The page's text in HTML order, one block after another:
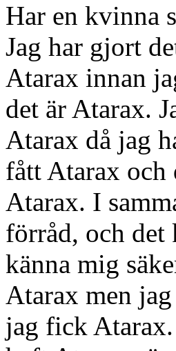
Har en kvinna
Jag har gjort
Atarax innan
det är Atarax.
Atarax då jag
fått Atarax och
Atarax. I
förråd, och det
känna mig
Atarax men
jag fick